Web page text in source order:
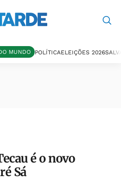
MUNDO POLÍTICAELEIÇÕES 2026
é o novo
Sá